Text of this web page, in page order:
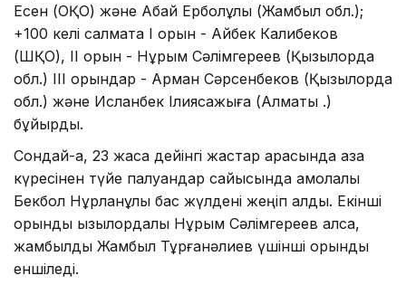
Есен (ОҚО) және Абай Ерболұлы (Жамбыл обл.);
+100 келі салмақта І орын - Айбек Калибеков
(ШҚО), ІІ орын - Нұрым Сәлімгереев (Қызылорда
обл.) ІІІ орындар - Арман Сәрсенбеков (Қызылорда
обл.) және Исланбек Ілиясқажыға (Алматы қ.)
бұйырды.
Сондай-ақ, 23 жасқа дейінгі жастар арасында қазақ
күресінен түйе палуандар сайысында ақмолалық
Бекбол Нұрланұлы бас жүлдені жеңіп алды. Екінші
орынды қызылордалық Нұрым Сәлімгереев алса,
жамбылдық Жамбыл Тұрғанәлиев үшінші орынды
еншіледі.